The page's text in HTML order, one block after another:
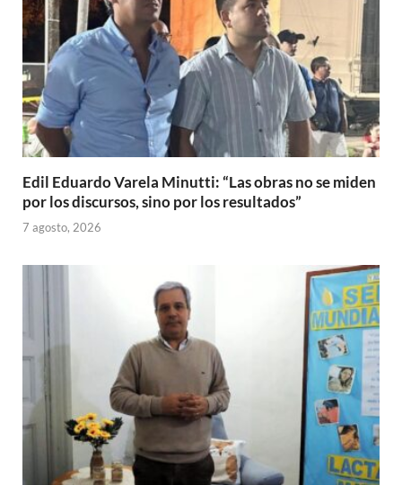
Edil Eduardo Varela Minutti: “Las obras no se miden
por los discursos, sino por los resultados”
7 agosto, 2026